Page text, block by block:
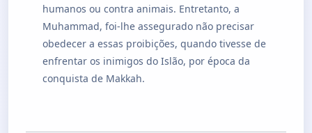
humanos ou contra animais. Entretanto, a
Muhammad, foi-lhe assegurado não precisar
obedecer a essas proibições, quando tivesse de
enfrentar os inimigos do Islão, por época da
conquista de Makkah.